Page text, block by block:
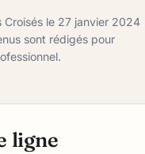
Croisés le 27 janvier 2024
sont rédigés pour
ligne